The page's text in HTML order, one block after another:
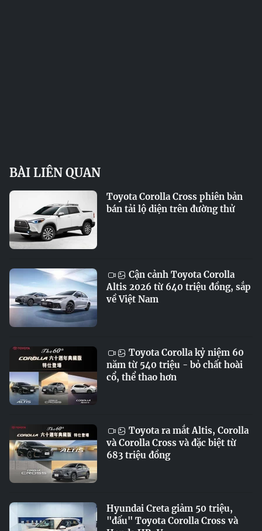
BÀI LIÊN QUAN
Toyota Corolla Cross phiên bản
bán tải lộ diện trên đường thử
Cận cảnh Toyota Corolla
Altis 2026 từ 640 triệu đồng, sắp
về Việt Nam
Toyota Corolla kỷ niệm 60
năm từ 540 triệu - bỏ chất hoài
cổ, thể thao hơn
Toyota ra mắt Altis, Corolla
và Corolla Cross và đặc biệt từ
683 triệu đồng
Hyundai Creta giảm 50 triệu,
"đấu" Toyota Corolla Cross và